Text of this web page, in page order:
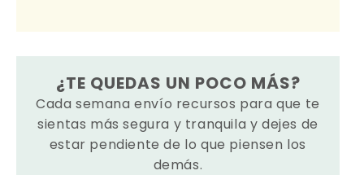
¿TE QUEDAS UN POCO MÁS?
Cada semana envío recursos para que te
sientas más segura y tranquila y dejes de
estar pendiente de lo que piensen los
demás.